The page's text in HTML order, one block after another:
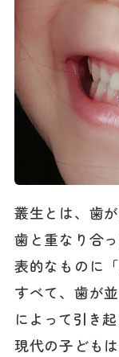
叢生とは、歯
歯と重なり合
表的なものに
すべて、歯が
によって引き起
現代の子ども